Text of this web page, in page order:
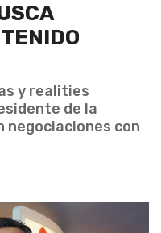
y realities
de la
negociaciones con